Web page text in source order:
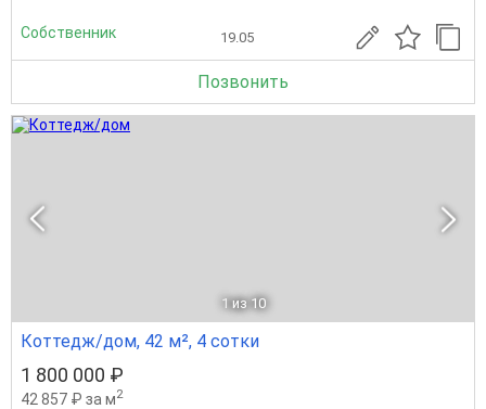
Собственник 19.05
Позвонить
1 из 10
Коттедж/дом, 42 м², 4 сотки
1 800 000 ₽
42 857 ₽ за м2